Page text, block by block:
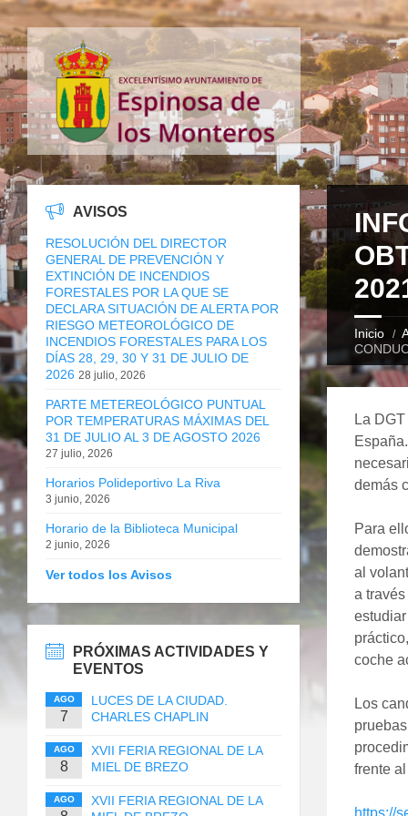
Inicio
La
demás
Para
al
a
coche
Los
frente
https://
AVISOS
RESOLUCIÓN DEL DIRECTOR
GENERAL DE PREVENCIÓN Y
EXTINCIÓN DE INCENDIOS
FORESTALES POR LA QUE SE
DECLARA SITUACIÓN DE ALERTA POR
RIESGO METEOROLÓGICO DE
INCENDIOS FORESTALES PARA LOS
DÍAS 28, 29, 30 Y 31 DE JULIO DE
2026 28 julio, 2026
PARTE METEREOLÓGICO PUNTUAL
POR TEMPERATURAS MÁXIMAS DEL
31 DE JULIO AL 3 DE AGOSTO 2026
27 julio, 2026
Horarios Polideportivo La Riva
3 junio, 2026
Horario de la Biblioteca Municipal
2 junio, 2026
Ver todos los Avisos
PRÓXIMAS ACTIVIDADES Y
EVENTOS
AGO
7
LUCES DE LA CIUDAD.
CHARLES CHAPLIN
AGO
8
XVII FERIA REGIONAL DE LA
MIEL DE BREZO
AGO
XVII FERIA REGIONAL DE LA